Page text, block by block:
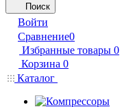
Поиск
Войти
Сравнение0
Избранные товары 0
Корзина 0
Каталог